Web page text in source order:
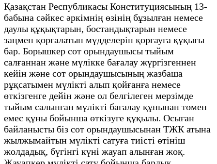
Қазақстан Республикасы Конституциясының 13-
бабына сәйкес әркімнің өзінің бұзылған немесе
даулы құқықтарын, бостандықтарын немесе
заңмен қорғалатын мүдделерін қорғауға құқығы
бар. Борышкер сот орындаушысы тыйым
салғаннан және мүлікке бағалау жүргізгеннен
кейін және сот орындаушысының жазбаша
рұқсатымен мүлікті алып қойғанға немесе
өткізгенге дейін және ол белгілеген мерзімде
тыйым салынған мүлікті бағалау құнынан төмен
емес құны бойынша өткізуге құқылы. Осыған
байланысты біз сот орындаушысынан ТЖК атына
жылжымайтын мүлікті сатуға тиісті өтініш
жолдадық, бүгінгі күні жауап алынған жоқ.